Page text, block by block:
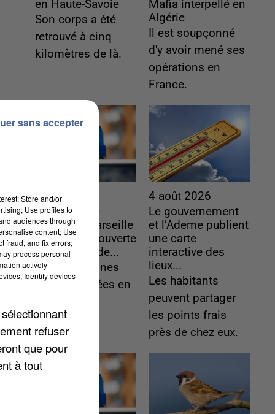
en Haute-Savoie
Son corps a été
retrouvé à cinq
kilomètres de là.
Mafia interpellé en
Algérie
Il est soupçonné
d'y avoir mené ses
opérations en
France.
5 août 2026
Une enquête
ouverte à Marseille
après la découverte
d’un enfant de...
Trois personnes
ont été placées en
4 août 2026
Le gouvernement
et l’Ademe publient
une carte
interactive des
lieux...
Les habitants
peuvent partager
les points frais
près de chez eux.
Store and/or
Use profiles to
audiences through
content; Use
fraud, and fix errors;
process personal
actively
Identify devices
refuser
que pour
à tout
sans accepter